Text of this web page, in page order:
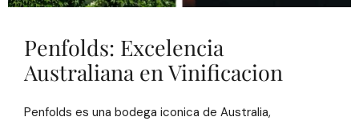
Penfolds: Excelencia
Australiana en Vinificacion
Penfolds es una bodega iconica de Australia,